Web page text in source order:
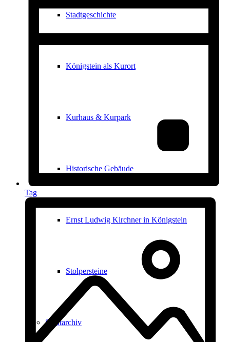
Stadtgeschichte
Königstein als Kurort
Kurhaus & Kurpark
Historische Gebäude
Ernst Ludwig Kirchner in Königstein
Stolpersteine
Stadtarchiv
Tag